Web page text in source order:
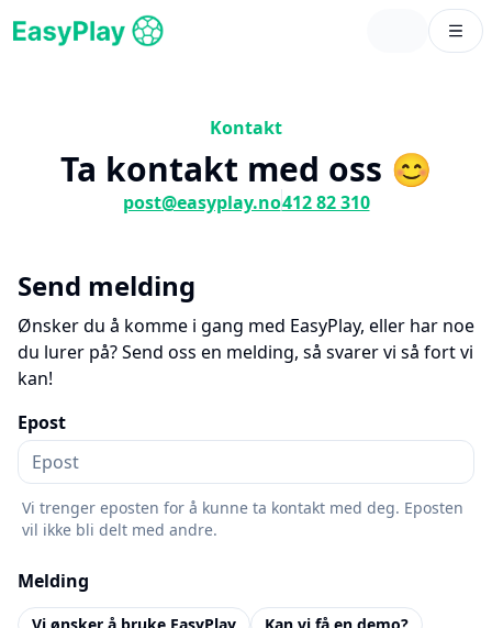
Kontakt
Ta kontakt med oss 😊
post@easyplay.no412 82 310
Send melding
Ønsker du å komme i gang med EasyPlay, eller har noe
du lurer på? Send oss en melding, så svarer vi så fort vi
kan!
Epost
Vi trenger eposten for å kunne ta kontakt med deg. Eposten
vil ikke bli delt med andre.
Melding